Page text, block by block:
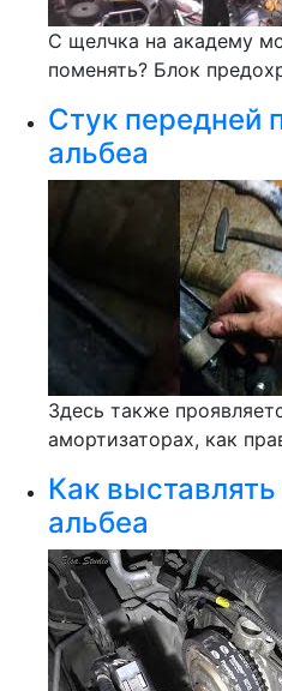
С щелчка на академу
поменять? Блок
Стук передней
альбеа
Здесь также
амортизаторах, как
Как
альбеа